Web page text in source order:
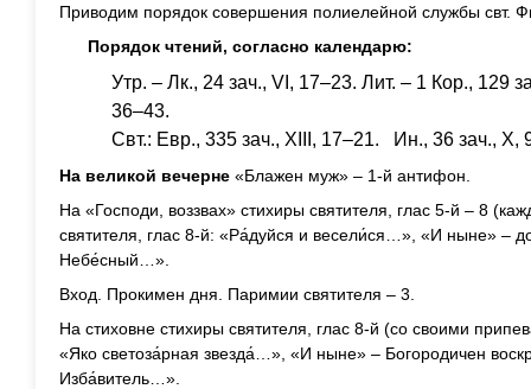
Приводим порядок совершения полиелейной службы свт.
Порядок чтений, согласно календарю:
Утр. – Лк., 24 зач., VI, 17–23. Лит. – 1 Кор., 129
36–43.
Свт.: Евр., 335 зач., XIII, 17–21. Ин., 36 зач., X,
На великой вечерне «Блажен муж» – 1-й антифон.
На «Господи, воззвах» стихиры святителя, глас 5-й – 8
святителя, глас 8-й: «Ра́дуйся и весели́ся…», «И ныне» –
Небе́сный…».
Вход. Прокимен дня. Паримии святителя – 3.
На стиховне стихиры святителя, глас 8-й (со своими
«Яко светоза́рная звезда́…», «И ныне» – Богородичен
Изба́витель…».